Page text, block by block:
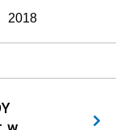
2018
2015
2012
2009